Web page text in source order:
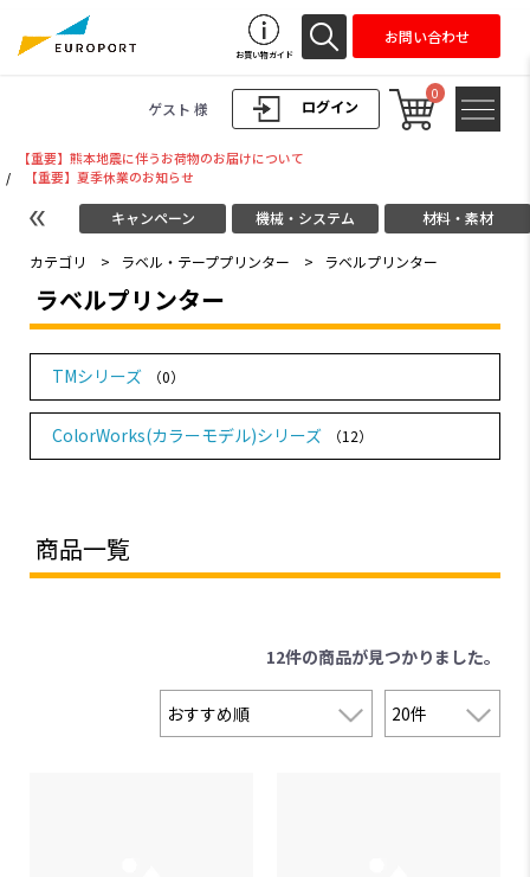
ログイン
ゲスト 様
0
お買い物ガイド
お問い合わせ
【重要】熊本地震に伴うお荷物のお届けについて
/
【重要】夏季休業のお知らせ
キャンペーン 機械・システム 材料・素材
カテゴリ > ラベル・テーププリンター > ラベルプリンター
ラベルプリンター
TMシリーズ （0）
ColorWorks(カラーモデル)シリーズ （12）
商品一覧
12件の商品が見つかりました。